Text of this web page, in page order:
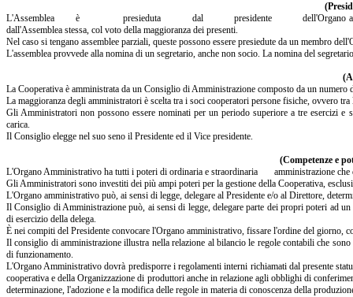
L'Assemblea è presieduta dal presidente dell'Organo amministrativo ed
dall'Assemblea stessa, col voto della maggioranza dei presenti.
Nel caso si tengano assemblee parziali, queste possono essere presiedute da un membro
L'assemblea provvede alla nomina di un segretario, anche non socio. La nomina del
La Cooperativa è amministrata da un Consiglio di Amministrazione composto da un
La maggioranza degli amministratori è scelta tra i soci cooperatori persone fisiche, ovvero
Gli Amministratori non possono essere nominati per un periodo superiore a tre esercizi
carica.
Il Consiglio elegge nel suo seno il Presidente ed il Vice presidente.
(Competenze e
L'Organo Amministrativo ha tutti i poteri di ordinaria e straordinaria amministrazione che
Gli Amministratori sono investiti dei più ampi poteri per la gestione della Cooperativa,
L'Organo amministrativo può, ai sensi di legge, delegare al Presidente e/o al Direttore,
Il Consiglio di Amministrazione può, ai sensi di legge, delegare parte dei propri poteri ad
di esercizio della delega.
È nei compiti del Presidente convocare l'Organo amministrativo, fissare l'ordine del
Il consiglio di amministrazione illustra nella relazione al bilancio le regole contabili che
di funzionamento.
L'Organo Amministrativo dovrà predisporre i regolamenti interni richiamati dal presente
cooperativa e della Organizzazione di produttori anche in relazione agli obblighi di
determinazione, l'adozione e la modifica delle regole in materia di conoscenza della